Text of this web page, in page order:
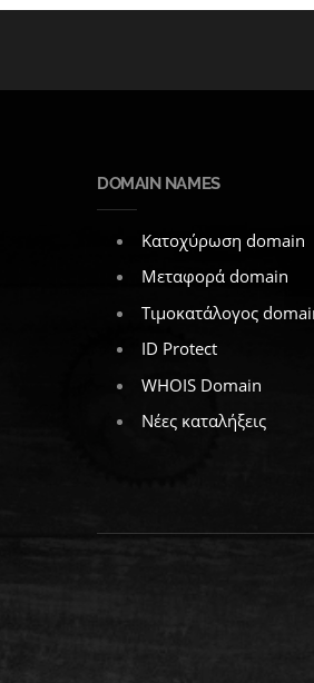
DOMAIN NAMES
Κατοχύρωση domain
Μεταφορά domain
Τιμοκατάλογος
ID Protect
WHOIS Domain
Νέες καταλήξεις